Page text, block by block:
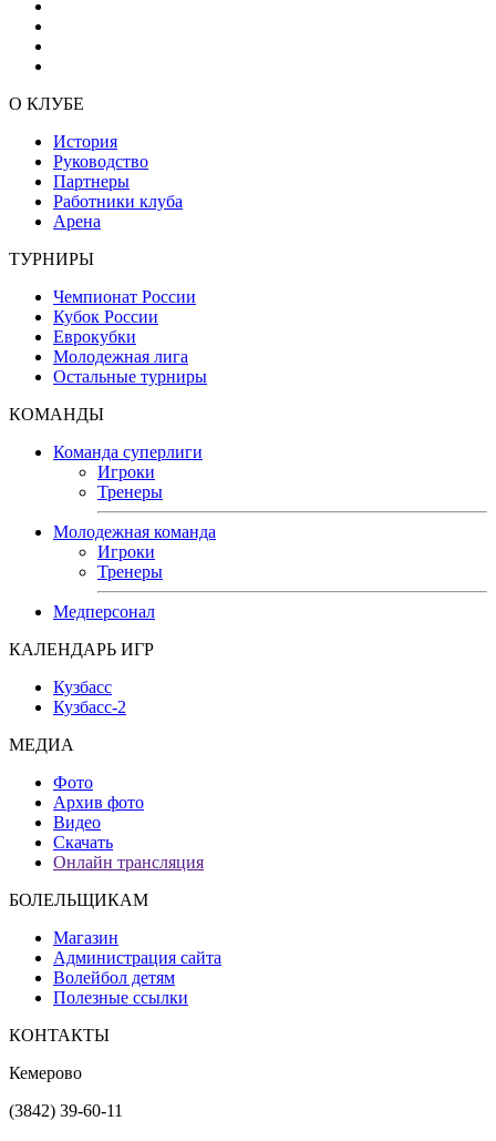
О КЛУБЕ
История
Руководство
Партнеры
Работники клуба
Арена
ТУРНИРЫ
Чемпионат России
Кубок России
Еврокубки
Молодежная лига
Остальные турниры
КОМАНДЫ
Команда суперлиги
Игроки
Тренеры
Молодежная команда
Игроки
Тренеры
Медперсонал
КАЛЕНДАРЬ ИГР
Кузбасс
Кузбасс-2
МЕДИА
Фото
Архив фото
Видео
Скачать
Онлайн трансляция
БОЛЕЛЬЩИКАМ
Магазин
Администрация сайта
Волейбол детям
Полезные ссылки
КОНТАКТЫ
Кемерово
(3842) 39-60-11